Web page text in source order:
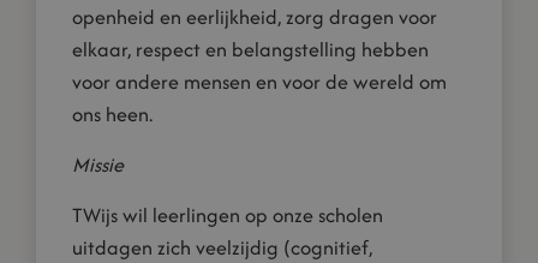
openheid en eerlijkheid, zorg dragen voor
elkaar, respect en belangstelling hebben
voor andere mensen en voor de wereld om
ons heen.
Missie
TWijs wil leerlingen op onze scholen
uitdagen zich veelzijdig (cognitief,